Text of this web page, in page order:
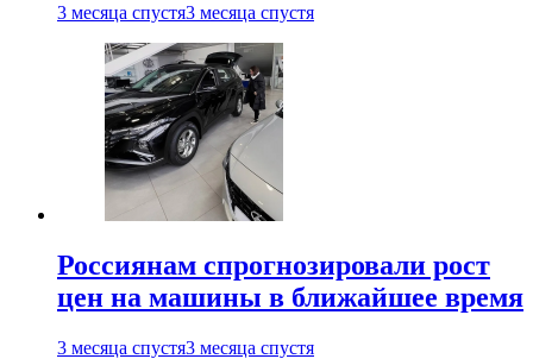
3 месяца спустя3 месяца спустя
Россиянам спрогнозировали рост
цен на машины в ближайшее время
3 месяца спустя3 месяца спустя